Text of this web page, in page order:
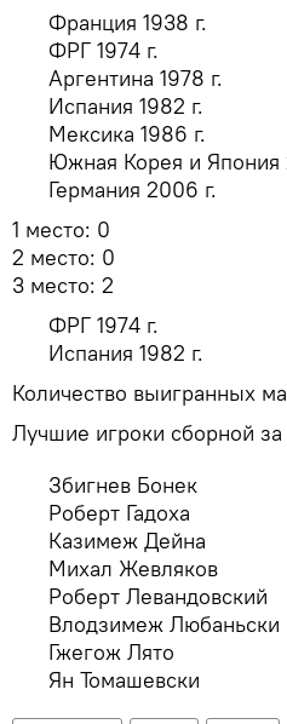
Франция 1938 г.
ФРГ 1974 г.
Аргентина 1978 г.
Испания 1982 г.
Мексика 1986 г.
Южная Корея и Япония
Германия 2006 г.
1 место: 0
2 место: 0
3 место: 2
ФРГ 1974 г.
Испания 1982 г.
Количество выигранных
Лучшие игроки сборной
Збигнев Бонек
Роберт Гадоха
Казимеж Дейна
Михал Жевляков
Роберт Левандовский
Влодзимеж Любаньски
Гжегож Лято
Ян Томашевски